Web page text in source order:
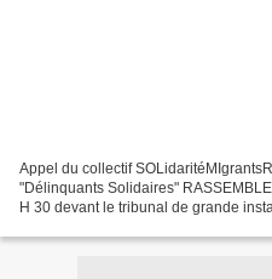
Appel du collectif
"Délinquants Solidaires"
H 30 devant le tribunal de grande